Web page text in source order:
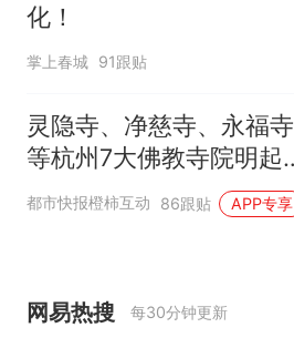
化！
掌上春城 91跟贴
灵隐寺、净慈寺、永福寺
等杭州7大佛教寺院明起
临时关闭，别跑空了
都市快报橙柿互动 86跟贴 APP专享
网易热搜 每30分钟更新